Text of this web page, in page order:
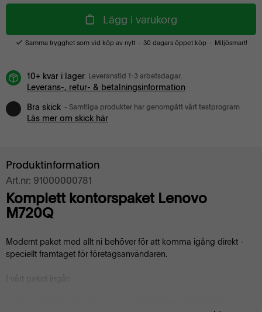
Lägg i varukorg
Samma trygghet som vid köp av nytt 30 dagars öppet köp Miljösmart!
10+ kvar i lager Leveranstid 1-3 arbetsdagar.
Leverans-, retur- & betalningsinformation
Bra skick - Samtliga produkter har genomgått vårt testprogram
Läs mer om skick här
Produktinformation
Art.nr: 91000000781
Komplett kontorspaket Lenovo
M720Q
Modernt paket med allt ni behöver för att komma igång direkt -
speciellt framtaget för företagsanvändaren.
I vårt paket ingår: